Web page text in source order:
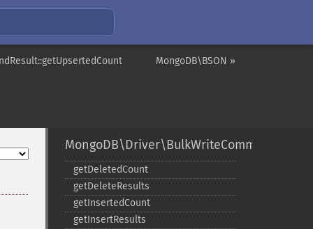
MongoDB\BSON »
MongoDB\Driver\BulkWriteCommandResult
getDeletedCount
getDeleteResults
getInsertedCount
getInsertResults